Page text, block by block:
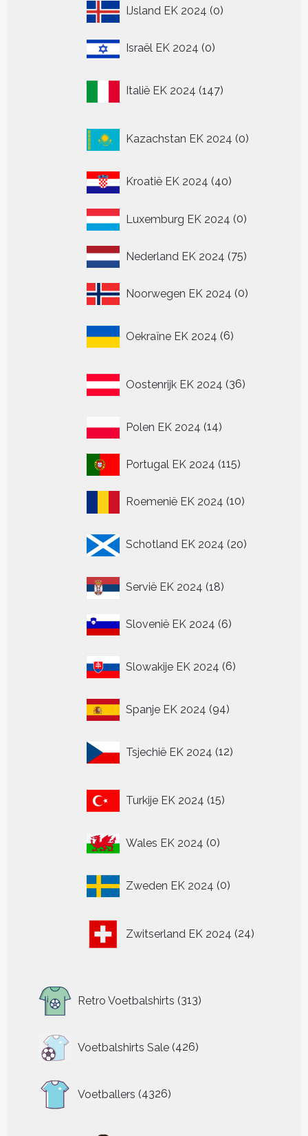
IJsland EK 2024 00
Israël EK 2024 00
Italië EK 2024 147
producten
Kazachstan EK 2024 0
producten
Kroatië EK 2024 4040
Luxemburg EK 2024 00
Nederland EK 2024 7575
Noorwegen EK 2024 00
Oekraïne EK 2024 6
producten
Oostenrijk EK 2024 36
producten
Polen EK 2024 1414
Portugal EK 2024 115115
Roemenië EK 2024 1010
Schotland EK 2024 20
producten
Servië EK 2024 1818
Slovenië EK 2024 66
Slowakije EK 2024 6
producten
Spanje EK 2024 9494
Tsjechië EK 2024 12
producten
Turkije EK 2024 15
producten
Wales EK 2024 00
Zweden EK 2024 0
producten
Zwitserland EK 2024 24
producten
Retro Voetbalshirts 313
producten
Voetbalshirts Sale 426
426
producten
Voetballers 4326
producten